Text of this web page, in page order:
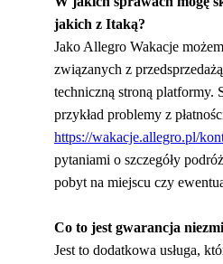
jakich z Itaką?
Jako Allegro Wakacje
związanych z
techniczną stroną platformy.
przykład problemy z
https://wakacje.allegro.pl/
pytaniami o szczegóły
pobyt na miejscu czy
Co to jest gwarancja
Jest to dodatkowa usługa,